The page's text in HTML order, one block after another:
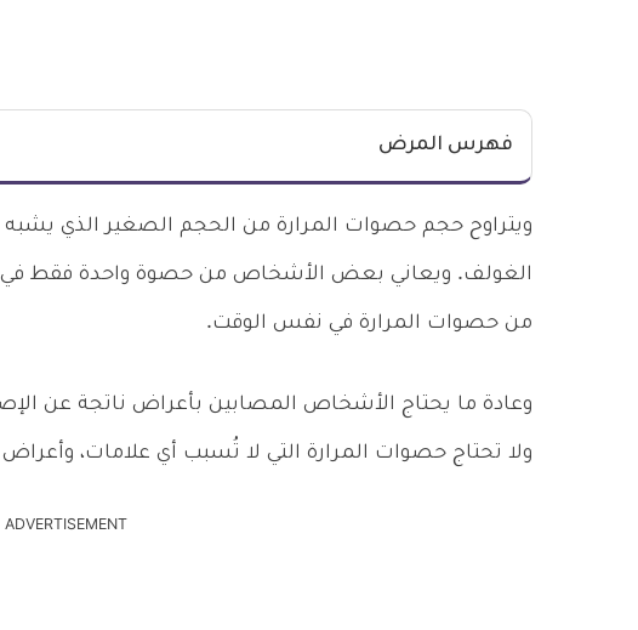
فهرس المرض
ويتراوح حجم حصوات المرارة من الحجم الصغير الذي يشبه
الغولف. ويعاني بعض الأشخاص من حصوة واحدة فقط في
من حصوات المرارة في نفس الوقت.
وعادة ما يحتاج الأشخاص المصابين بأعراض ناتجة عن
ولا تحتاج حصوات المرارة التي لا تُسبب أي علامات، وأعراض
ADVERTISEMENT